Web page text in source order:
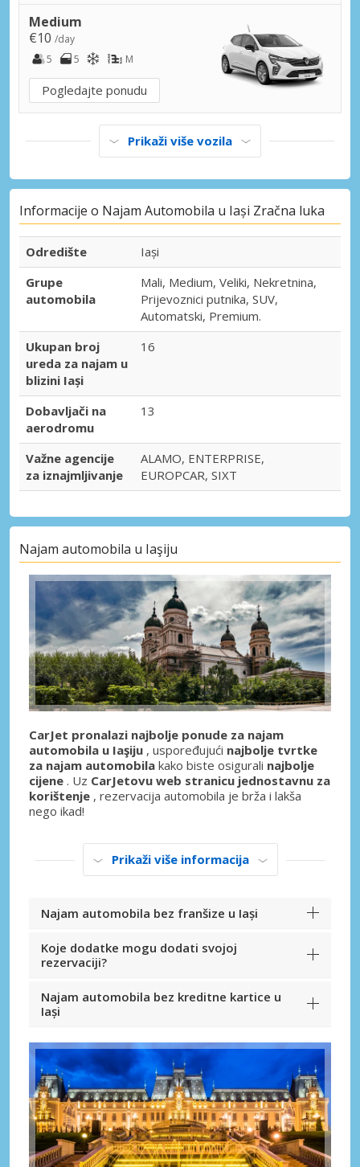
Medium
€10 /day
5
5 M
Pogledajte ponudu
Prikaži više vozila
Informacije o Najam Automobila u Iași Zračna luka
Odredište
Iași
Grupe
automobila
Mali, Medium, Veliki, Nekretnina,
Prijevoznici putnika, SUV,
Automatski, Premium.
Ukupan broj
ureda za najam u
blizini Iași
16
Dobavljači na
aerodromu
13
Važne agencije
za iznajmljivanje
ALAMO, ENTERPRISE,
EUROPCAR, SIXT
Najam automobila u Iaşiju
CarJet pronalazi najbolje ponude za najam
automobila u Iaşiju , uspoređujući najbolje tvrtke
za najam automobila kako biste osigurali najbolje
cijene . Uz CarJetovu web stranicu jednostavnu za
korištenje , rezervacija automobila je brža i lakša
nego ikad!
Prikaži više informacija
Najam automobila bez franšize u Iași
Koje dodatke mogu dodati svojoj
rezervaciji?
Najam automobila bez kreditne kartice u
Iași